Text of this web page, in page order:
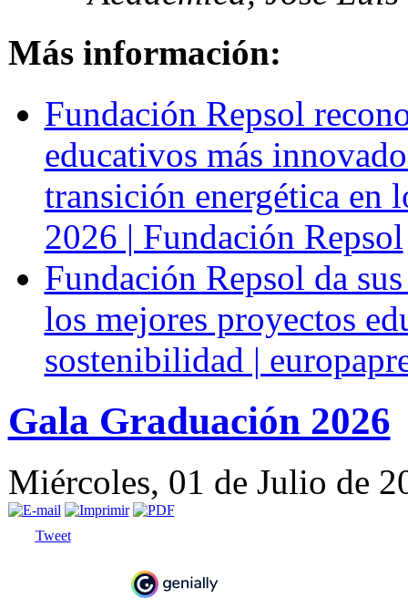
Más información:
Fundación Repsol
educativos más
transición energética en
2026 | Fundación Repsol
Fundación Repsol da
los mejores proyectos
sostenibilidad |
Gala Graduación 2026
Miércoles, 01 de Julio de
Tweet